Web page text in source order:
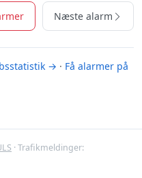
Næste alarm
→ · Få alarmer på
· Trafikmeldinger: